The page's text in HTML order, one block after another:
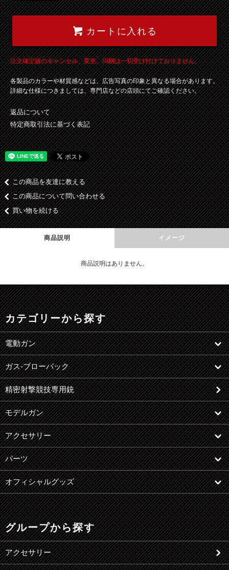
カートに入れる
注文確定後のキャンセル、変更、同梱は一切受け付けておりません。
各製品のカラーや材質感などは、広告写真の印象と異なる場合があります。
詳細な仕様につきましては、専門店などの店頭にてご確認ください。
返品について
特定商取引法に基づく表記
この商品を友達に教える
この商品について問い合わせる
買い物を続ける
商品説明 イメージ
商品説明はありません。
カテゴリーから探す
電動ガン
ガス-ブローバック
精密射撃競技専用銃
モデルガン
アクセサリー
パーツ
オフィシャルグッズ
グループから探す
アクセサリー